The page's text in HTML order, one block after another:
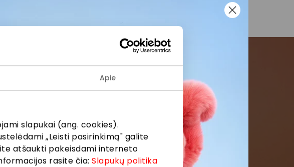
Apie
slapukai (ang. cookies).
„Leisti pasirinkimą" galite
atšaukti pakeisdami interneto
rasite čia:Slapukų politika
ir naujausią informaciją iš